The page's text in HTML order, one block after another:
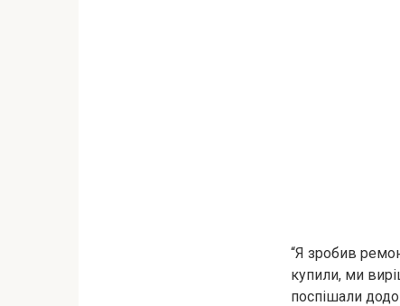
“Я зробив
купили, ми
поспішали